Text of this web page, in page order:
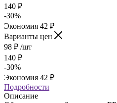
140 ₽
-30%
Экономия 42 ₽
Варианты цен
98 ₽ /шт
140 ₽
-30%
Экономия 42 ₽
Подробности
Описание